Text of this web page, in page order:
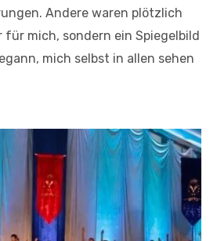
Andere waren plötzlich
für mich, sondern ein Spiegelbild
mich selbst in allen sehen